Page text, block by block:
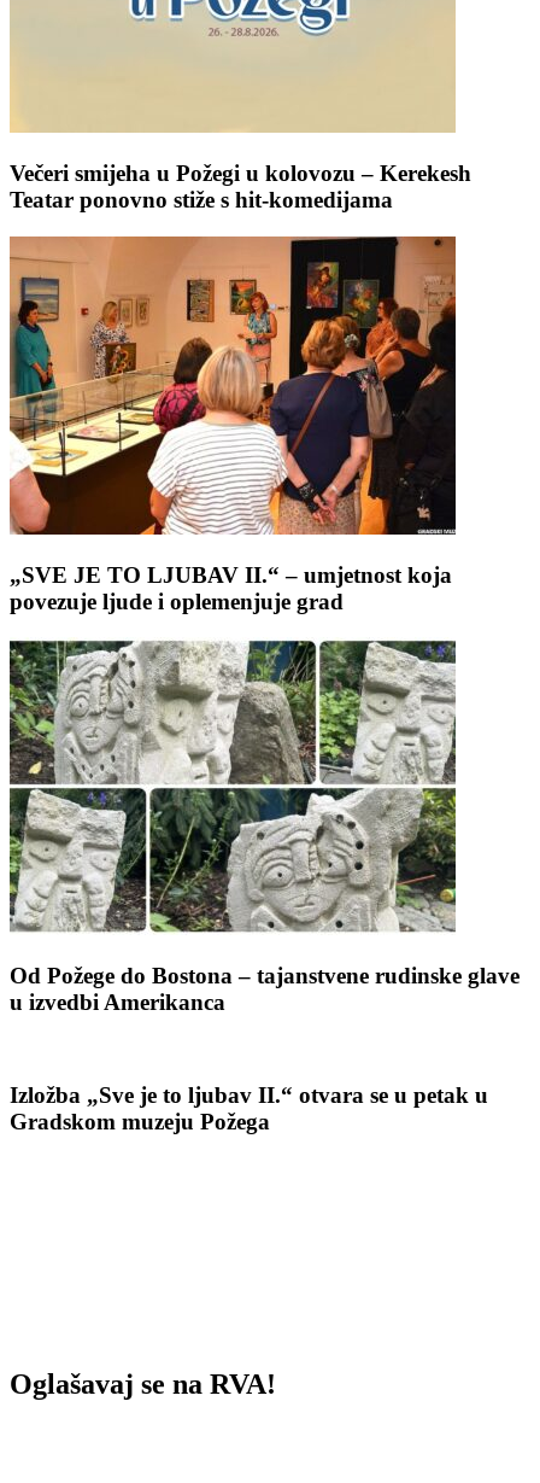
Večeri smijeha u Požegi u kolovozu – Kerekesh
Teatar ponovno stiže s hit-komedijama
„SVE JE TO LJUBAV II.“ – umjetnost koja
povezuje ljude i oplemenjuje grad
Od Požege do Bostona – tajanstvene rudinske glave
u izvedbi Amerikanca
Izložba „Sve je to ljubav II.“ otvara se u petak u
Gradskom muzeju Požega
Oglašavaj se na RVA!